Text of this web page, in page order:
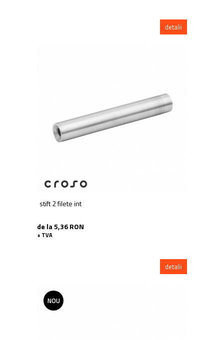
detalii
stift 2 filete int
de la 5,36 RON
+ TVA
detalii
NOU